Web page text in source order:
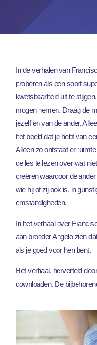
In de verhalen van
proberen als een soort
kwetsbaarheid uit te
mogen nemen. Draag de
jezelf en van de ander.
het beeld dat je hebt van
Alleen zo ontstaat er
de les te lezen over wat
creëren waardoor de
wie hij of zij ook is, in
omstandigheden.
In het verhaal over
aan broeder Angelo zien
als je goed voor hen bent.
Het verhaal, herverteld
downloaden. De